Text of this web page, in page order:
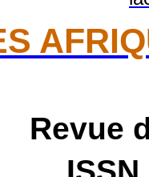
Revue